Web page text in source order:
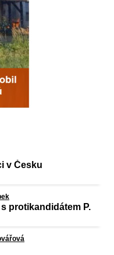
v Česku
protikandidátem P.